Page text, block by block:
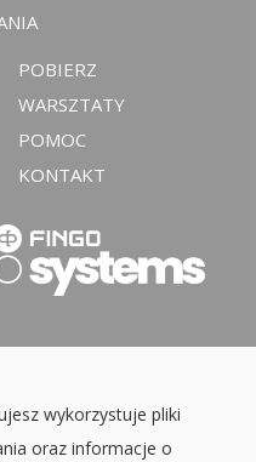
POBIERZ
WARSZTATY
POMOC
KONTAKT
wykorzystuje pliki
oraz informacje o